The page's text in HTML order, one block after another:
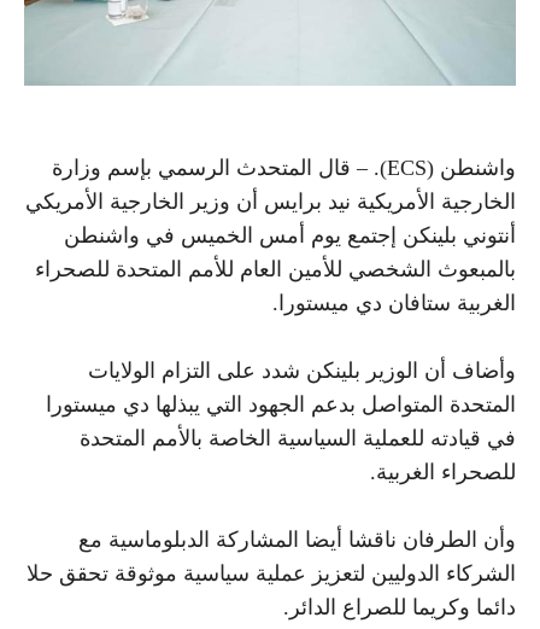
واشنطن (ECS). – قال المتحدث الرسمي بإسم وزارة
الخارجية الأمريكية نيد برايس أن وزير الخارجية الأمريكي
أنتوني بلينكن إجتمع يوم أمس الخميس في واشنطن
بالمبعوث الشخصي للأمين العام للأمم المتحدة للصحراء
الغربية ستافان دي ميستورا.
وأضاف أن الوزير بلينكن شدد على التزام الولايات
المتحدة المتواصل بدعم الجهود التي يبذلها دي ميستورا
في قيادته للعملية السياسية الخاصة بالأمم المتحدة
للصحراء الغربية.
وأن الطرفان ناقشا أيضا المشاركة الدبلوماسية مع
الشركاء الدوليين لتعزيز عملية سياسية موثوقة تحقق حلا
دائما وكريما للصراع الدائر.